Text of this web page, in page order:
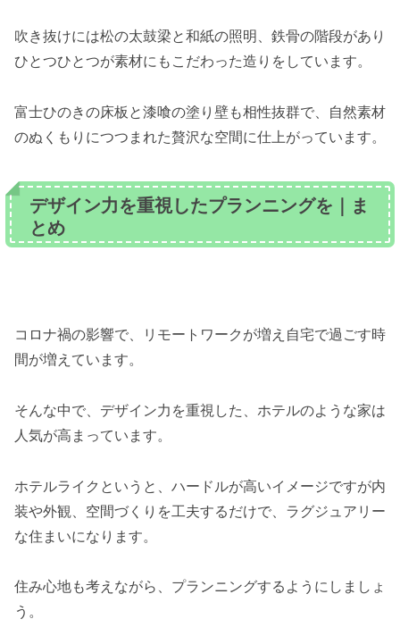
吹き抜けには松の太鼓梁と和紙の照明、鉄骨の階段があり
ひとつひとつが素材にもこだわった造りをしています。
富士ひのきの床板と漆喰の塗り壁も相性抜群で、自然素材
のぬくもりにつつまれた贅沢な空間に仕上がっています。
デザイン力を重視したプランニングを｜ま
とめ
コロナ禍の影響で、リモートワークが増え自宅で過ごす時
間が増えています。
そんな中で、デザイン力を重視した、ホテルのような家は
人気が高まっています。
ホテルライクというと、ハードルが高いイメージですが内
装や外観、空間づくりを工夫するだけで、ラグジュアリー
な住まいになります。
住み心地も考えながら、プランニングするようにしましょ
う。